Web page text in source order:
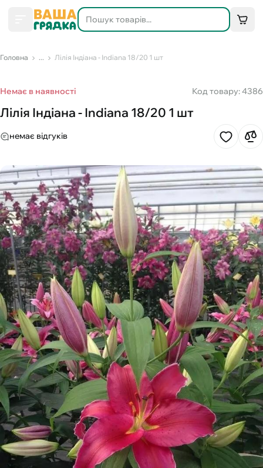
Головна ... Лілія Індіана - Іndiana 18/20 1 шт
Немає в наявності Код товару: 4386
Лілія Індіана - Іndiana 18/20 1 шт
немає відгуків